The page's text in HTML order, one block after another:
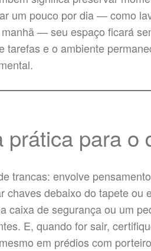
um pouco por dia — como
— seu espaço ficará
tarefas e o ambiente
prática para o
trancas: envolve
chaves debaixo do tapete ou
caixa de segurança ou um
E, quando for sair,
em prédios com